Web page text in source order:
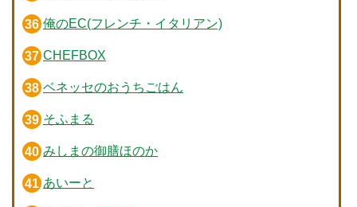
俺のEC(フレンチ・イタリアン)
CHEFBOX
ベネッセのおうちごはん
そふまる
みしまの御膳ほのか
あいーと